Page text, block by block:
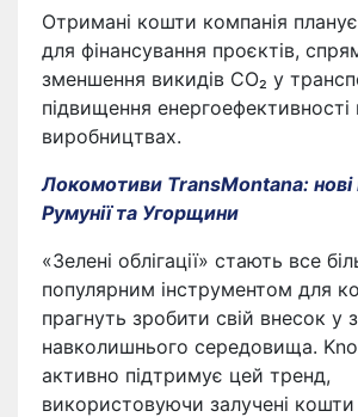
Отримані кошти компанія
для фінансування проєктів,
зменшення викидів CO₂ у
підвищення енергоефективності
виробництвах.
Локомотиви TransMontana: нові
Румунії та Угорщини
«Зелені облігації» стають все
популярним інструментом для
прагнуть зробити свій внесок у
навколишнього середовища.
активно підтримує цей тренд,
використовуючи залучені